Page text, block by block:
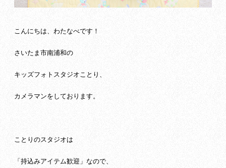
こんにちは、わたなべです！
さいたま市南浦和の
キッズフォトスタジオことり、
カメラマンをしております。
ことりのスタジオは
「持込みアイテム歓迎」なので、